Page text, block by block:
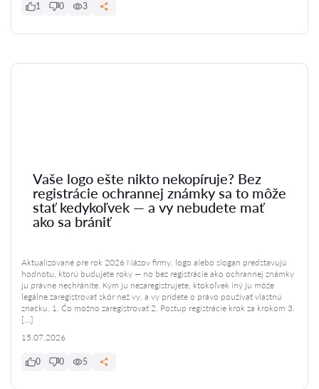
1 0 3
Vaše logo ešte nikto nekopíruje? Bez
registrácie ochrannej známky sa to môže
stať kedykoľvek — a vy nebudete mať
ako sa brániť
Aktualizované pre rok 2026 Názov firmy, logo alebo slogan predstavujú
hodnotu, ktorú budujete roky — no bez registrácie ako ochrannej známky
ju právne nechránite. Kým ju nezaregistrujete, ktokoľvek iný ju môže
legálne zaregistrovať skôr než vy, a vy prídete o právo používať vlastnú
značku. 1. Čo možno zaregistrovať 2. Postup registrácie krok za krokom 3.
[…]
15.07.2026
0 0 5